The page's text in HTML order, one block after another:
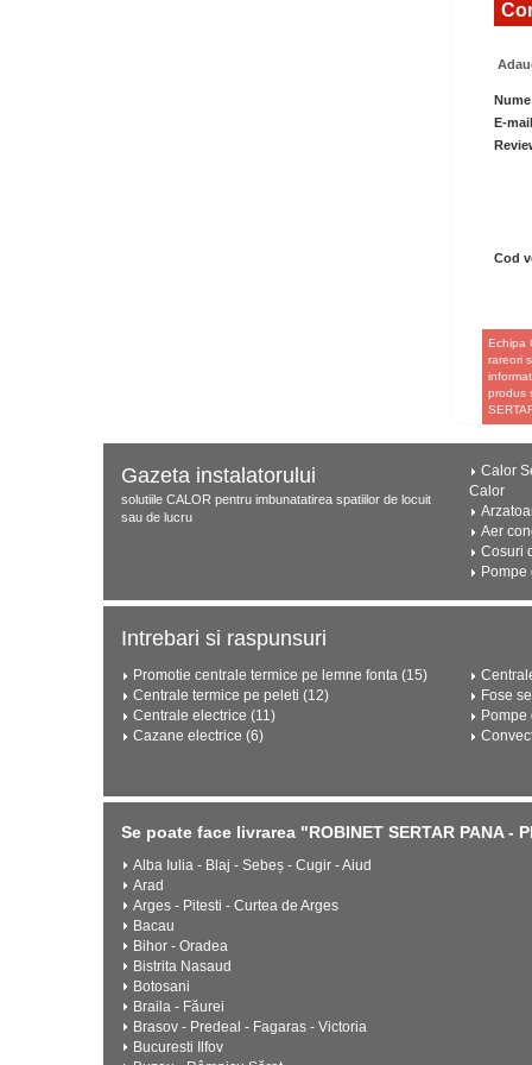
Nume
E-mail
Cod
Echipa
rareori
produs
Gazeta instalatorului
solutiile CALOR pentru imbunatatirea spatiilor de locuit
sau de lucru
Calor
Calor
Aer
Cosuri
Pompe
Intrebari si raspunsuri
Promotie centrale termice pe lemne fonta (15)
Centrale termice pe peleti (12)
Centrale electrice (11)
Cazane electrice (6)
Fose
Pompe
Se poate face livrarea "ROBINET SERTAR PANA -
Alba Iulia - Blaj - Sebeș - Cugir - Aiud
Arad
Arges - Pitesti - Curtea de Arges
Bacau
Bihor - Oradea
Bistrita Nasaud
Botosani
Braila - Făurei
Brasov - Predeal - Fagaras - Victoria
Bucuresti Ilfov